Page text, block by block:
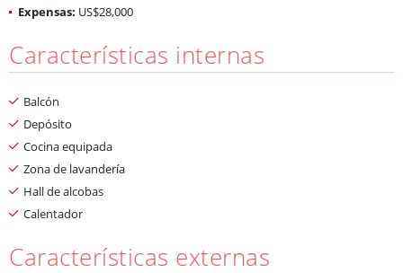
Expensas: US$28,000
Características internas
Balcón
Depósito
Cocina equipada
Zona de lavandería
Hall de alcobas
Calentador
Características externas